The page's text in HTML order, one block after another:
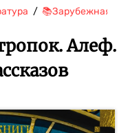
📚Зарубежная
Алеф.